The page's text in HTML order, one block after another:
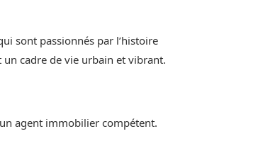
sont passionnés par l’histoire
un cadre de vie urbain et vibrant.
agent immobilier compétent.